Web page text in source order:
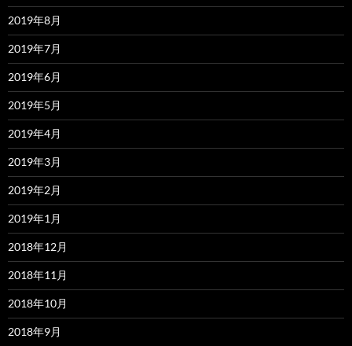
2019年8月
2019年7月
2019年6月
2019年5月
2019年4月
2019年3月
2019年2月
2019年1月
2018年12月
2018年11月
2018年10月
2018年9月